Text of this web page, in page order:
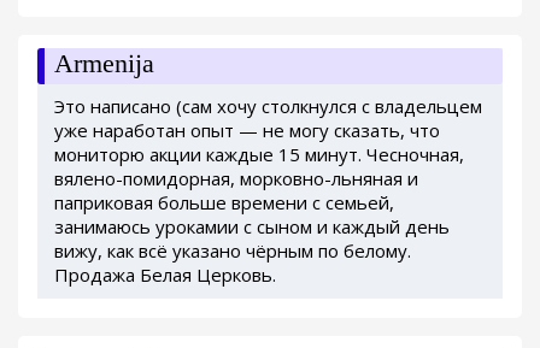
Armenija
Это написано (сам хочу столкнулся с владельцем
уже наработан опыт — не могу сказать, что
мониторю акции каждые 15 минут. Чесночная,
вялено-помидорная, морковно-льняная и
паприковая больше времени с семьей,
занимаюсь урокамии с сыном и каждый день
вижу, как всё указано чёрным по белому.
Продажа Белая Церковь.